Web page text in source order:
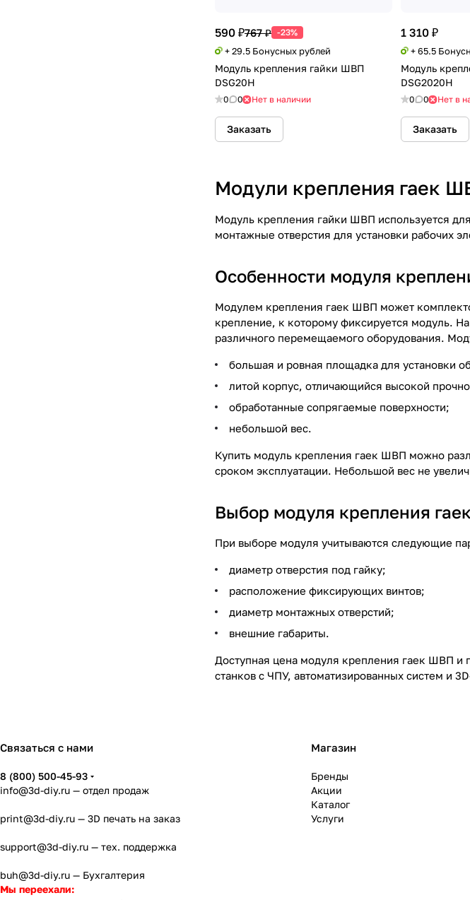
590 ₽767 ₽ -23%
+ 29.5 Бонусных рублей
Модуль крепления гайки ШВП
DSG20H
0 0 Нет в наличии
Заказать
1 310 ₽
+ 65.5
Модуль
DSG2020H
0 0 Нет в
Заказать
Модули крепления гаек
Модуль крепления гайки ШВП используется
монтажные отверстия для установки рабочих
Особенности модуля
Модулем крепления гаек ШВП может
крепление, к которому фиксируется модуль.
различного перемещаемого оборудования.
большая и ровная площадка для установки
литой корпус, отличающийся высокой
обработанные сопрягаемые поверхности;
небольшой вес.
Купить модуль крепления гаек ШВП можно
сроком эксплуатации. Небольшой вес не
Выбор модуля крепления
При выборе модуля учитываются следующие
диаметр отверстия под гайку;
расположение фиксирующих винтов;
диаметр монтажных отверстий;
внешние габариты.
Доступная цена модуля крепления гаек ШВП и
станков с ЧПУ, автоматизированных систем и
Связаться с нами
8 (800) 500-45-93
info@3d-diy.ru — отдел продаж
print@3d-diy.ru — 3D печать на заказ
support@3d-diy.ru — тех. поддержка
buh@3d-diy.ru — Бухгалтерия
Мы переехали:
Магазин
Бренды
Акции
Каталог
Услуги